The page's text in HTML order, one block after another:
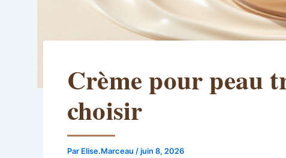
Crème pour peau
choisir
Par Elise.Marceau /juin 8, 2026